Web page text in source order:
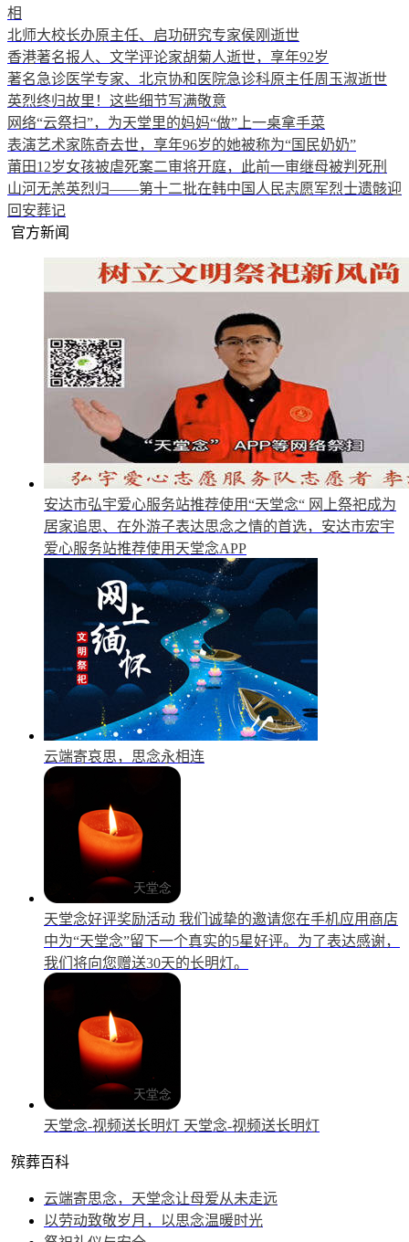
相
北师大校长办原主任、启功研究专家侯刚逝世
香港著名报人、文学评论家胡菊人逝世，享年92岁
著名急诊医学专家、北京协和医院急诊科原主任周玉淑逝世
英烈终归故里！这些细节写满敬意
网络“云祭扫”，为天堂里的妈妈“做”上一桌拿手菜
表演艺术家陈奇去世，享年96岁的她被称为“国民奶奶”
莆田12岁女孩被虐死案二审将开庭，此前一审继母被判死刑
山河无恙英烈归——第十二批在韩中国人民志愿军烈士遗骸迎
回安葬记
官方新闻
安达市弘宇爱心服务站推荐使用“天堂念“ 网上祭祀成为
居家追思、在外游子表达思念之情的首选，安达市宏宇
爱心服务站推荐使用天堂念APP
云端寄哀思，思念永相连
天堂念好评奖励活动 我们诚挚的邀请您在手机应用商店
中为“天堂念”留下一个真实的5星好评。为了表达感谢，
我们将向您赠送30天的长明灯。
天堂念-视频送长明灯 天堂念-视频送长明灯
殡葬百科
云端寄思念，天堂念让母爱从未走远
以劳动致敬岁月，以思念温暖时光